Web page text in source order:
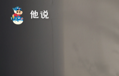
他说